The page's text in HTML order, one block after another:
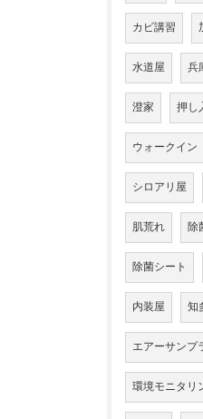
カビ講習
水道屋 兵
澄家 押し
ウォークイン
シロアリ屋
肌荒れ 除
除菌シート
内装屋 知
エアーサンプ
環境モニタリ